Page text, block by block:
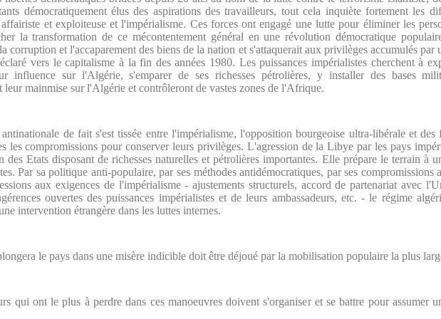
démocratiquement élus des aspirations des travailleurs, tout cela inquiète fortement les
et exploiteuse et l'impérialisme. Ces forces ont engagé une lutte pour éliminer les
la transformation de ce mécontentement général en une révolution démocratique
corruption et l'accaparement des biens de la nation et s'attaquerait aux privilèges accumulés
vers le capitalisme à la fin des années 1980. Les puissances impérialistes cherchent à
influence sur l'Algérie, s'emparer de ses richesses pétrolières, y installer des bases
leur mainmise sur l'Algérie et contrôleront de vastes zones de l'Afrique.
de fait s'est tissée entre l'impérialisme, l'opposition bourgeoise ultra-libérale et
les compromissions pour conserver leurs privilèges. L'agression de la Libye par les pays
des Etats disposant de richesses naturelles et pétrolières importantes. Elle prépare le terrain à
Par sa politique anti-populaire, par ses méthodes antidémocratiques, par ses compromissions
aux exigences de l'impérialisme - ajustements structurels, accord de partenariat avec
ouvertes des puissances impérialistes et de leurs ambassadeurs, etc. - le régime
intervention étrangère dans les luttes internes.
le pays dans une misère indicible doit être déjoué par la mobilisation populaire la plus
qui ont le plus à perdre dans ces manoeuvres doivent s'organiser et se battre pour assumer